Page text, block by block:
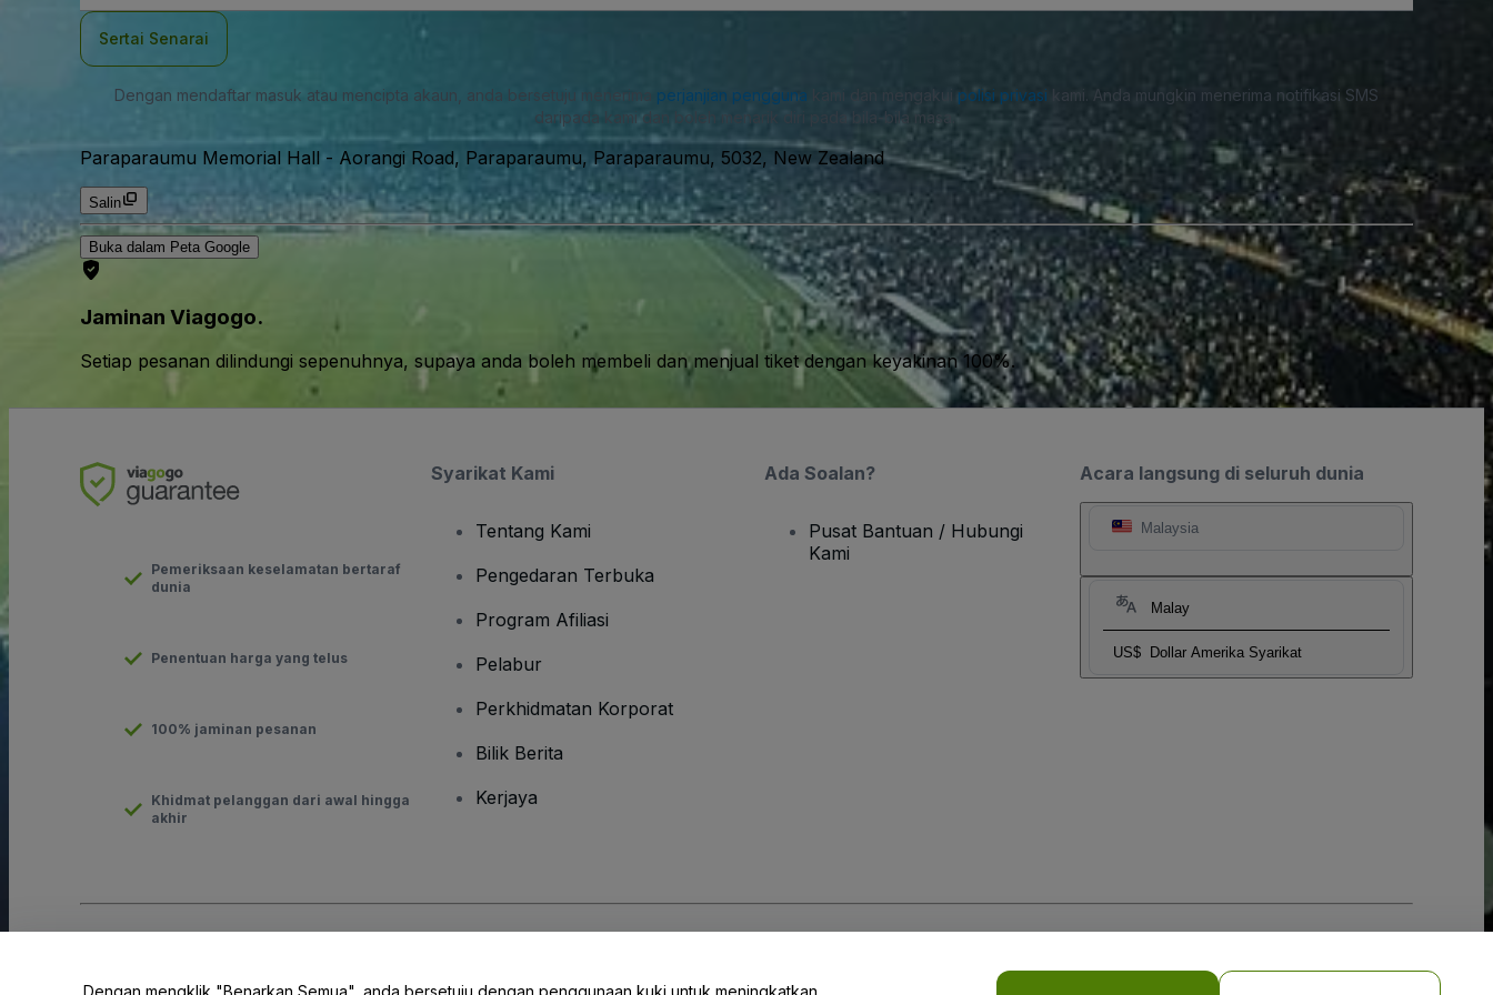
Sertai Senarai
Dengan mendaftar masuk atau mencipta akaun, anda bersetuju menerima perjanjian pengguna kami dan mengakui polisi privasi kami. Anda mungkin menerima notifikasi SMS
daripada kami dan boleh menarik diri pada bila-bila masa.
Paraparaumu Memorial Hall - Aorangi Road, Paraparaumu, Paraparaumu, 5032, New Zealand
Salin
Buka dalam Peta Google
Jaminan Viagogo.
Setiap pesanan dilindungi sepenuhnya, supaya anda boleh membeli dan menjual tiket dengan keyakinan 100%.
Acara langsung di seluruh dunia
Malaysia
Malay
US$ Dollar Amerika Syarikat
Pemeriksaan keselamatan bertaraf
dunia
Penentuan harga yang telus
100% jaminan pesanan
Khidmat pelanggan dari awal hingga
akhir
Syarikat Kami
Tentang Kami
Pengedaran Terbuka
Program Afiliasi
Pelabur
Perkhidmatan Korporat
Bilik Berita
Kerjaya
Ada Soalan?
Pusat Bantuan / Hubungi
Kami
Dengan mengklik "Benarkan Semua", anda bersetuju dengan penggunaan kuki untuk meningkatkan